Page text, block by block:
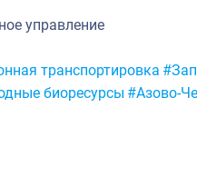
управление
транспортировка
биоресурсы #Азово-